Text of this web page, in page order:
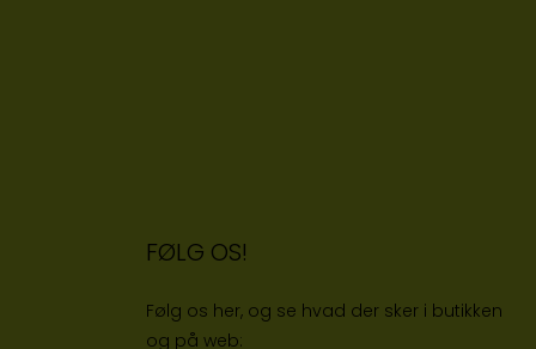
FØLG OS!
Følg os her, og se hvad der sker i butikken
og på web: